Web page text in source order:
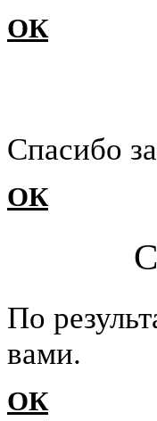
ОК
Cпасибо
ОК
По
вами.
ОК